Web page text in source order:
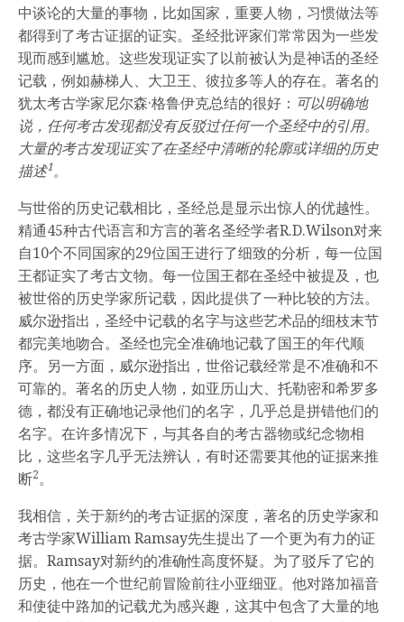
中谈论的大量的事物，比如国家，重要人物，习惯做法等
都得到了考古证据的证实。圣经批评家们常常因为一些发
现而感到尴尬。这些发现证实了以前被认为是神话的圣经
记载，例如赫梯人、大卫王、彼拉多等人的存在。著名的
犹太考古学家尼尔森·格鲁伊克总结的很好： 可以明确地
说，任何考古发现都没有反驳过任何一个圣经中的引用。
大量的考古发现证实了在圣经中清晰的轮廓或详细的历史
描述1。
与世俗的历史记载相比，圣经总是显示出惊人的优越性。
精通45种古代语言和方言的著名圣经学者R.D.Wilson对来
自10个不同国家的29位国王进行了细致的分析，每一位国
王都证实了考古文物。每一位国王都在圣经中被提及，也
被世俗的历史学家所记载，因此提供了一种比较的方法。
威尔逊指出，圣经中记载的名字与这些艺术品的细枝末节
都完美地吻合。圣经也完全准确地记载了国王的年代顺
序。另一方面，威尔逊指出，世俗记载经常是不准确和不
可靠的。著名的历史人物，如亚历山大、托勒密和希罗多
德，都没有正确地记录他们的名字，几乎总是拼错他们的
名字。在许多情况下，与其各自的考古器物或纪念物相
比，这些名字几乎无法辨认，有时还需要其他的证据来推
断2。
我相信，关于新约的考古证据的深度，著名的历史学家和
考古学家William Ramsay先生提出了一个更为有力的证
据。Ramsay对新约的准确性高度怀疑。为了驳斥了它的
历史，他在一个世纪前冒险前往小亚细亚。他对路加福音
和使徒中路加的记载尤为感兴趣，这其中包含了大量的地